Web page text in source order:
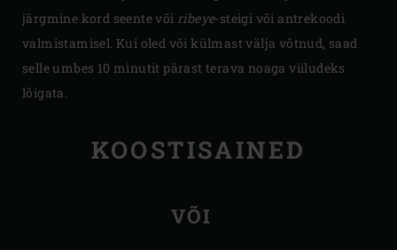
järgmine kord seente või ribeye-steigi või antrekoodi
valmistamisel. Kui oled või külmast välja võtnud, saad
selle umbes 10 minutit pärast terava noaga viiludeks
lõigata.
KOOSTISAINED
VÕI